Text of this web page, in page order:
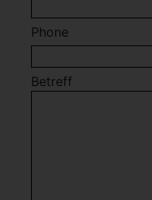
Phone
Betreff